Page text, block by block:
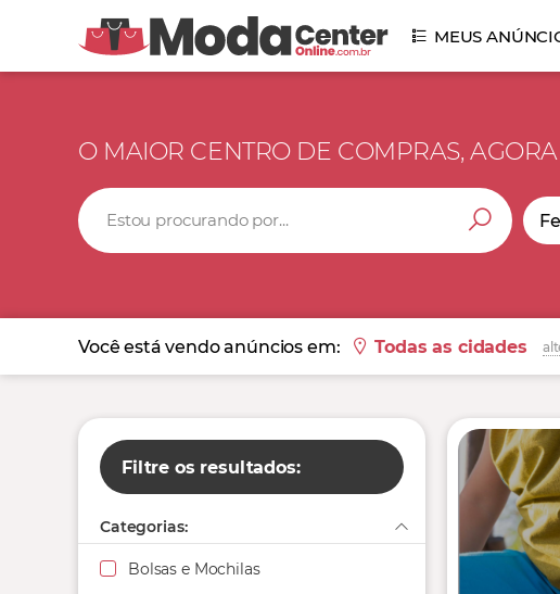
MEUS
O MAIOR CENTRO DE COMPRAS,
Você está vendo anúncios em: Todas as cidades
Filtre os resultados:Abrir
Categorias:
Bolsas e Mochilas